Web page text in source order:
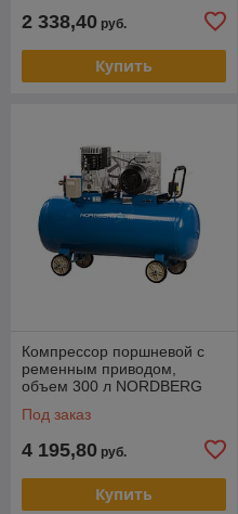
2 338,40 руб.
Купить
Компрессор поршневой с
ременным приводом,
объем 300 л NORDBERG
Под заказ
4 195,80 руб.
Купить